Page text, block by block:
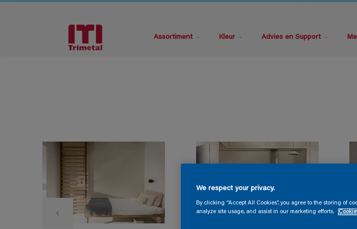
Assortiment Kleur Advies en Support
We respect your privacy.
By clicking “Accept All Cookies”, you agree to the storing of
analyze site usage, and assist in our marketing efforts.